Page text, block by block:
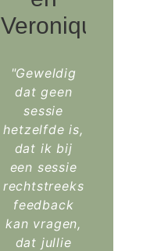
Veronique:
"Geweldig
dat geen
sessie
hetzelfde is,
dat ik bij
een sessie
rechtstreeks
feedback
kan vragen,
dat jullie